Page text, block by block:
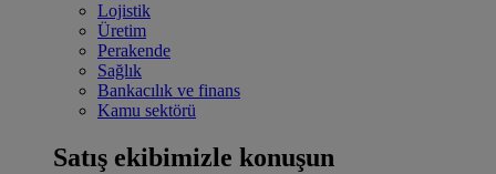
Lojistik
Üretim
Perakende
Sağlık
Bankacılık ve finans
Kamu sektörü
Satış ekibimizle konuşun